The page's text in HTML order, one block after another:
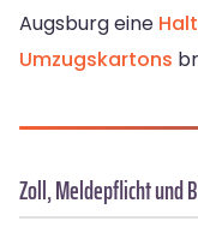
Augsburg eine
Umzugskartons
Zoll, Meldepflicht und